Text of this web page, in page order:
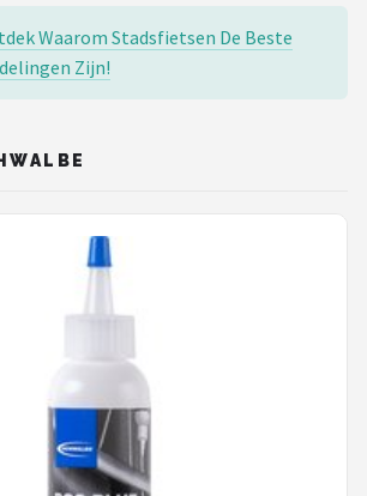
Waarom Stadsfietsen De Beste
Zijn!